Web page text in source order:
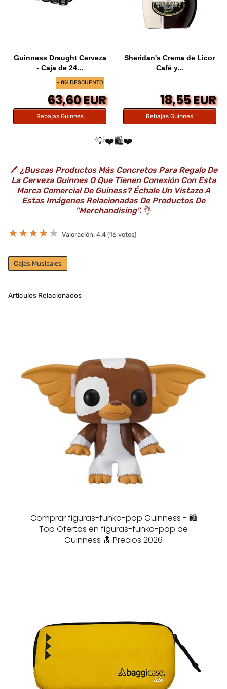
- 8% DESCUENTO
Guinness Draught Cerveza
- Caja de 24...
63,60 EUR
Rebajas Guinnes
Sheridan's Crema de Licor
Café y...
18,55 EUR
Rebajas Guinnes
💡❤️🛍️❤️
🖊️ ¿Buscas Productos Más Concretos Para Regalo De
La Cerveza Guinnes O Que Tienen Conexión Con Esta
Marca Comercial De Guiness? Échale Un Vistazo A
Estas Imágenes Relacionadas De Productos De
"Merchandising". 👌
★★★★★ Valoración: 4.4 (16 votos)
Cajas Musicales
Artículos Relacionados
Comprar figuras-funko-pop Guinness - 🛍️
Top Ofertas en figuras-funko-pop de
Guinness 🔝 Precios 2026